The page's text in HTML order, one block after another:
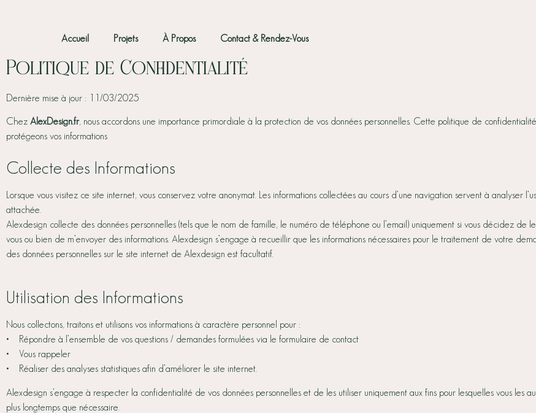
Accueil Projets À Propos Contact & Rendez-Vous
Politique de Confidentialité
Dernière mise à jour : 11/03/2025
Chez AlexDesign.fr, nous accordons une importance primordiale à la protection de vos données personnelles. Cette politique de
protégeons vos informations
Collecte des Informations
Lorsque vous visitez ce site internet, vous conservez votre anonymat. Les informations collectées au cours d’une navigation servent à analyser
attachée.
Alexdesign collecte des données personnelles (tels que le nom de famille, le numéro de téléphone ou l’email) uniquement si vous décidez
vous ou bien de m’envoyer des informations. Alexdesign s’engage à recueillir que les informations nécessaires pour le traitement de votre
des données personnelles sur le site internet de Alexdesign est facultatif.
Utilisation des Informations
Nous collectons, traitons et utilisons vos informations à caractère personnel pour :
• Répondre à l’ensemble de vos questions / demandes formulées via le formulaire de contact
• Vous rappeler
• Réaliser des analyses statistiques afin d’améliorer le site internet.
Alexdesign s’engage à respecter la confidentialité de vos données personnelles et de les utiliser uniquement aux fins pour lesquelles vous les
plus longtemps que nécessaire.